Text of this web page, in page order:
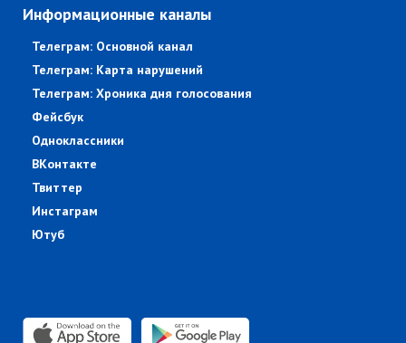
Информационные каналы
Телеграм: Основной канал
Телеграм: Карта нарушений
Телеграм: Хроника дня голосования
Фейсбук
Одноклассники
ВКонтакте
Твиттер
Инстаграм
Ютуб